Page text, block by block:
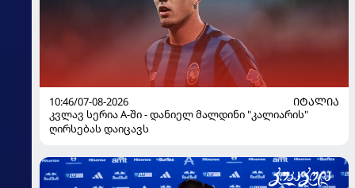
10:46/07-08-2026
ᲘᲢᲐᲚᲘᲐ
კვლავ სერია A-ში - დანიელ მალდინი "კალიარის"
ღირსებას დაიცავს